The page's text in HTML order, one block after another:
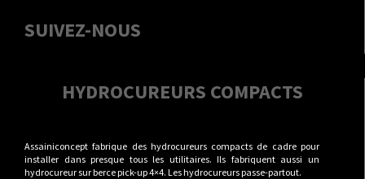
SUIVEZ-NOUS
HYDROCUREURS COMPACTS
Assainiconcept fabrique des hydrocureurs compacts de cadre pour
installer dans presque tous les utilitaires. Ils fabriquent aussi un
hydrocureur sur berce pick-up 4×4. Les hydrocureurs passe-partout.